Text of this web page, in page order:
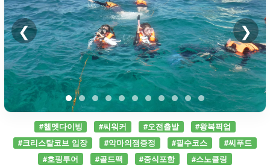
❮ ❯
#헬멧다이빙 #씨워커 #오전출발
#왕복픽업
#크리스탈코브 입장
#악마의잼증정 #필수코스
#씨푸드
#호핑투어
#골드팩 #중식포함
#스노클링